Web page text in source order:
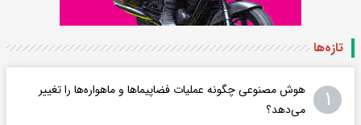
تازه‌ها
۱
هوش مصنوعی چگونه عملیات فضاپیماها و ماهواره‌ها را تغییر
می‌دهد؟